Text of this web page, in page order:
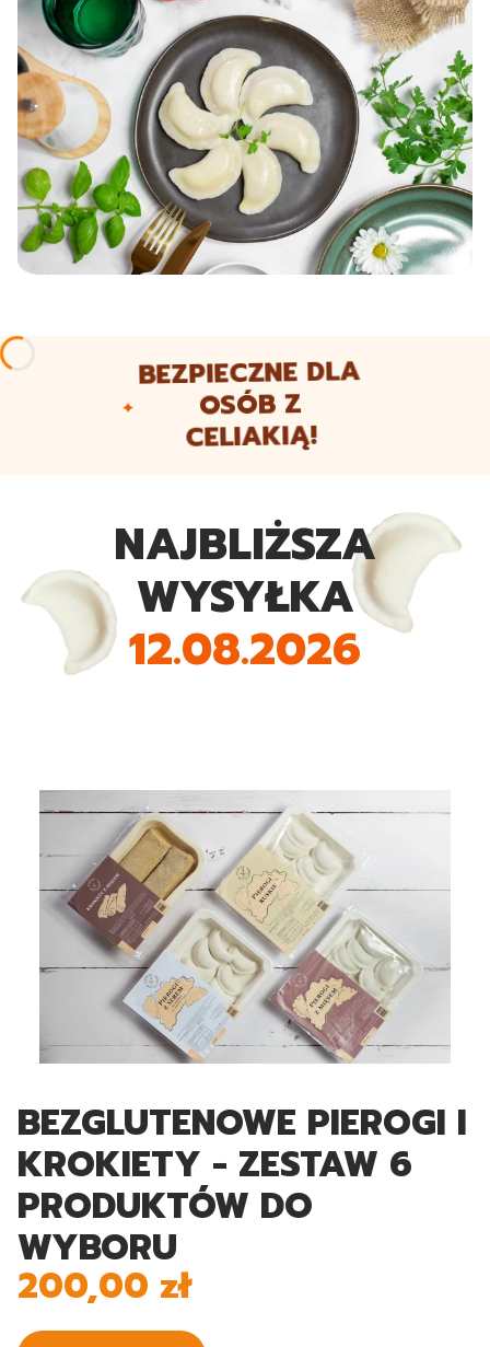
BEZPIECZNE DLA
OSÓB Z
CELIAKIĄ!
NAJBLIŻSZA
WYSYŁKA
12.08.2026
BEZGLUTENOWE PIEROGI I
KROKIETY - ZESTAW 6
PRODUKTÓW DO
WYBORU
Cena
200,00 zł